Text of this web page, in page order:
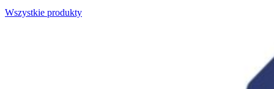
Wszystkie produkty